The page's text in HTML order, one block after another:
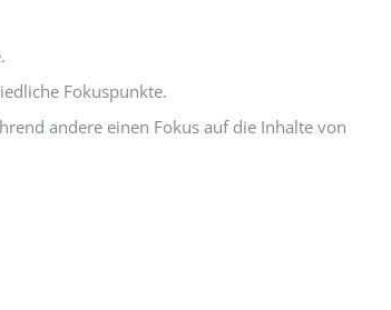
Fokuspunkte.
andere einen Fokus auf die Inhalte von